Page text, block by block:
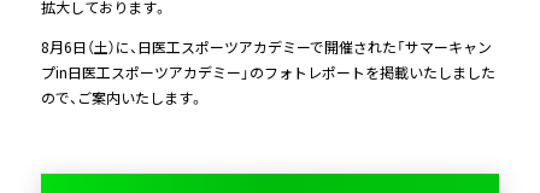
拡大しております。
8月6日（土）に、日医工スポーツアカデミーで開催された「サマーキャン
プin日医工スポーツアカデミー」のフォトレポートを掲載いたしました
ので、ご案内いたします。